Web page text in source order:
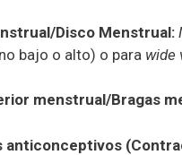
Disco Menstrual:
bajo o alto) o para wide
menstrual/Bragas
anticonceptivos